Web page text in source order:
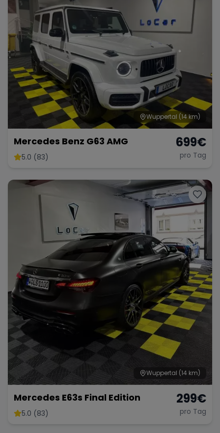
Wuppertal (14 km)
Mercedes Benz G63 AMG
5.0 (83)
699€
pro Tag
Wuppertal (14 km)
Mercedes E63s Final Edition
5.0 (83)
299€
pro Tag